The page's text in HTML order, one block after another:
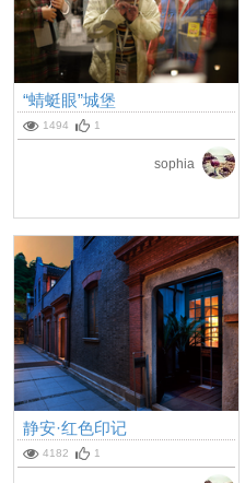
“蜻蜓眼”城堡
1494 1
sophia
静安·红色印记
4182 1